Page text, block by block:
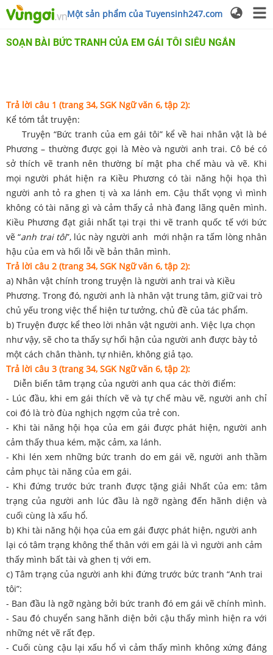
Một sản phẩm của Tuyensinh247.com
SOẠN BÀI BỨC TRANH CỦA EM GÁI TÔI SIÊU NGẮN
Trả lời câu 1 (trang 34, SGK Ngữ văn 6, tập 2):
Kể tóm tắt truyện:
Truyện “Bức tranh của em gái tôi” kể về hai nhân vật là bé
Phương – thường được gọi là Mèo và người anh trai. Cô bé có
sở thích vẽ tranh nên thường bí mật pha chế màu và vẽ. Khi
mọi người phát hiện ra Kiều Phương có tài năng hội họa thì
người anh tỏ ra ghen tị và xa lánh em. Cậu thất vọng vì mình
không có tài năng gì và cảm thấy cả nhà đang lãng quên mình.
Kiều Phương đạt giải nhất tại trại thi vẽ tranh quốc tế với bức
vẽ “anh trai tôi”, lúc này người anh mới nhận ra tấm lòng nhân
hậu của em và hối lỗi về bản thân mình.
Trả lời câu 2 (trang 34, SGK Ngữ văn 6, tập 2):
a) Nhân vật chính trong truyện là người anh trai và Kiều
Phương. Trong đó, người anh là nhân vật trung tâm, giữ vai trò
chủ yếu trong việc thể hiện tư tưởng, chủ đề của tác phẩm.
b) Truyện được kể theo lời nhân vật người anh. Việc lựa chọn
như vậy, sẽ cho ta thấy sự hối hận của người anh được bày tỏ
một cách chân thành, tự nhiên, không giả tạo.
Trả lời câu 3 (trang 34, SGK Ngữ văn 6, tập 2):
Diễn biến tâm trạng của người anh qua các thời điểm:
- Lúc đầu, khi em gái thích vẽ và tự chế màu vẽ, người anh chỉ
coi đó là trò đùa nghịch ngợm của trẻ con.
- Khi tài năng hội họa của em gái được phát hiện, người anh
cảm thấy thua kém, mặc cảm, xa lánh.
- Khi lén xem những bức tranh do em gái vẽ, người anh thầm
cảm phục tài năng của em gái.
- Khi đứng trước bức tranh được tặng giải Nhất của em: tâm
trạng của người anh lúc đầu là ngỡ ngàng đến hãnh diện và
cuối cùng là xấu hổ.
b) Khi tài năng hội họa của em gái được phát hiện, người anh
lại có tâm trạng không thể thân với em gái là vì người anh cảm
thấy mình bất tài và ghen tị với em.
c) Tâm trạng của người anh khi đứng trước bức tranh “Anh trai
tôi”:
- Ban đầu là ngỡ ngàng bởi bức tranh đó em gái vẽ chính mình.
- Sau đó chuyển sang hãnh diện bởi cậu thấy mình hiện ra với
những nét vẽ rất đẹp.
- Cuối cùng cậu lại xấu hổ vì cảm thấy mình không xứng đáng